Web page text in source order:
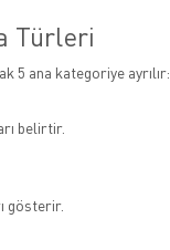
Türleri
5 ana kategoriye ayrılır:
belirtir.
gösterir.